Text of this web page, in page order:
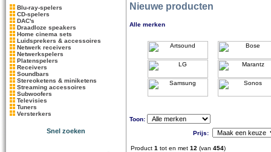
Blu-ray-spelers
CD-spelers
DAC's
Draadloze speakers
Home cinema sets
Luidsprekers & accessoires
Netwerk receivers
Netwerkspelers
Platenspelers
Receivers
Soundbars
Stereoketens & miniketens
Streaming accessoires
Subwoofers
Televisies
Tuners
Versterkers
Snel zoeken
Nieuwe producten
Alle merken
Toon:
Prijs:
Product 1 tot en met 12 (van 454)